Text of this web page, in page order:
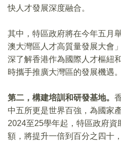
快人才發展深度融合。
其中，特區政府將在今年五月
澳大灣區人才高質量發展大會
深了解香港作為國際人才樞紐
時攜手推廣大灣區的發展機遇。
第二，構建培訓和研發基地。
中五所更是世界百強，為國家
2024至25學年起，特區政府資
額，將提升一倍到百分之四十